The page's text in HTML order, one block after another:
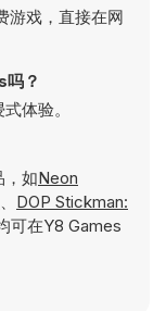
游戏，直接在网
？
体验。
，如Neon
、 DOP Stickman:
在Y8 Games